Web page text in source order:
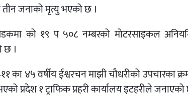
तीन जनाको मृत्यु भएको छ ।
को १९ प ५०८ नम्बरको मोटरसाइकल
छ ।
४५ वर्षीय ईश्वरचन माझी चौधरीको उपचारका
प्रदेश १ ट्राफिक प्रहरी कार्यालय इटहरीले जनाएको